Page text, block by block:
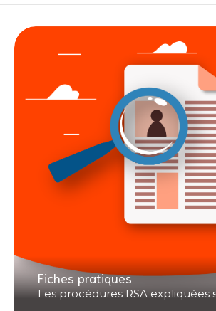
Fiches pratiques
Les procédures RSA